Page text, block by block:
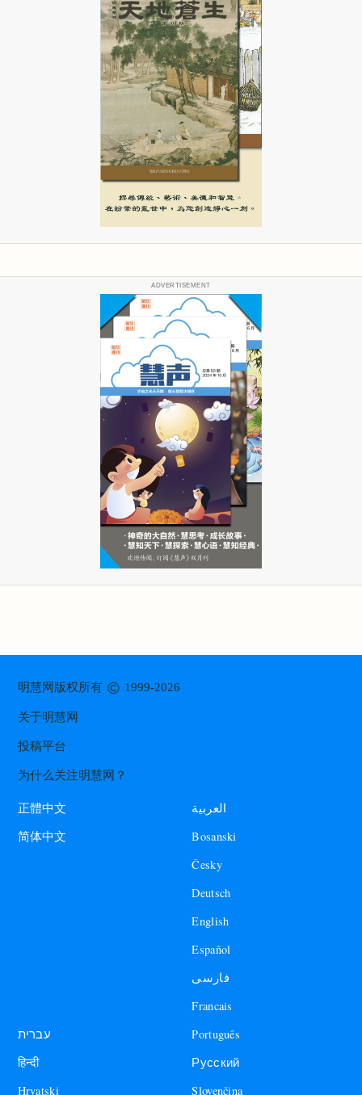
ADVERTISEMENT
明慧网版权所有© 1999-2026
关于明慧网
投稿平台
为什么关注明慧网？
正體中文
简体中文
العربية
Bosanski
Česky
Deutsch
English
Español
فارسی
Francais
עברית
हिन्दी
Hrvatski
Português
Русский
Slovenčina